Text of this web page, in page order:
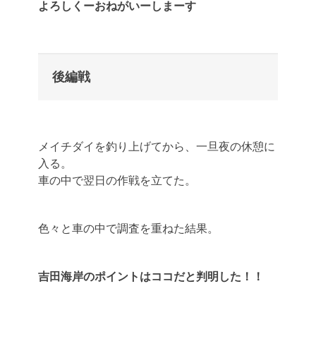
よろしくーおねがいーしまーす
後編戦
メイチダイを釣り上げてから、一旦夜の休憩に
入る。
車の中で翌日の作戦を立てた。
色々と車の中で調査を重ねた結果。
吉田海岸のポイントはココだと判明した！！